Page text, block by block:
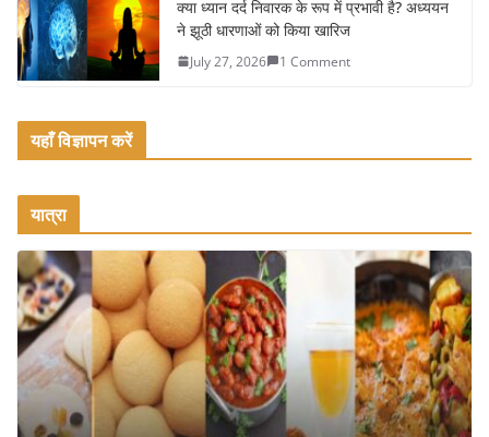
क्या ध्यान दर्द निवारक के रूप में प्रभावी है? अध्ययन
ने झूठी धारणाओं को किया खारिज
July 27, 2026 1 Comment
यहाँ विज्ञापन करें
यात्रा